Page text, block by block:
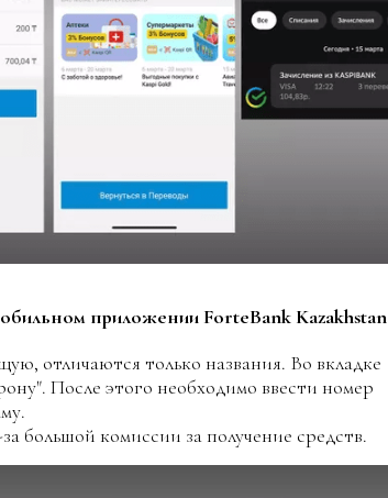
приложении ForteBank Kazakhstan
отличаются только названия. Во вкладке
После этого необходимо ввести номер
большой комиссии за получение средств.